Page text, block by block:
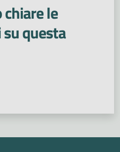
le
questa
da 1 a 5 stelle